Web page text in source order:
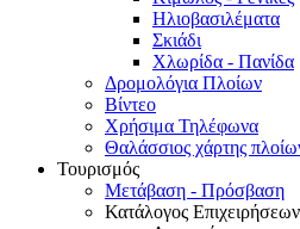
Ηλιοβασιλέματα
Σκιάδι
Χλωρίδα - Πανίδα
Δρομολόγια Πλοίων
Βίντεο
Χρήσιμα Τηλέφωνα
Θαλάσσιος χάρτης
Τουρισμός
Μετάβαση - Πρόσβαση
Κατάλογος Επιχειρήσεων